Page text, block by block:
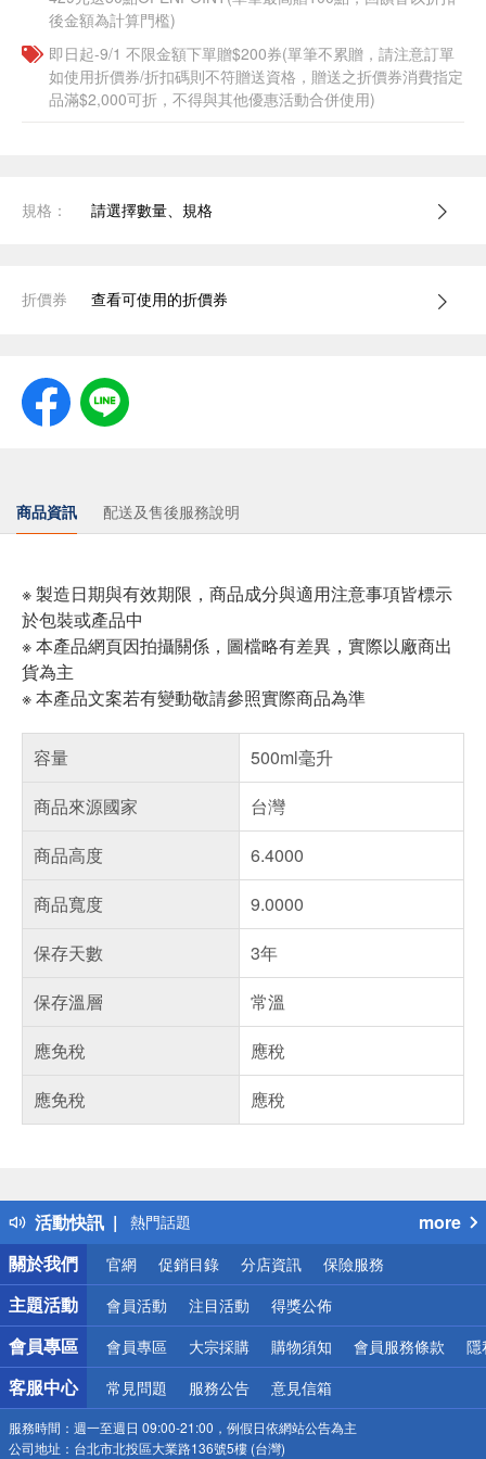
後金額為計算門檻)
即日起-9/1 不限金額下單贈$200券(單筆不累贈，請注意訂單
如使用折價券/折扣碼則不符贈送資格，贈送之折價券消費指定
品滿$2,000可折，不得與其他優惠活動合併使用)
規格： 請選擇數量、規格
折價券 查看可使用的折價券
商品資訊 配送及售後服務說明
※ 製造日期與有效期限，商品成分與適用注意事項皆標示
於包裝或產品中
※ 本產品網頁因拍攝關係，圖檔略有差異，實際以廠商出
貨為主
※ 本產品文案若有變動敬請參照實際商品為準
容量
500ml毫升
商品來源國家
台灣
商品高度
6.4000
商品寬度
9.0000
保存天數
3年
保存溫層
常溫
應免稅
應稅
應免稅
應稅
活動快訊
得獎公告
熱門話題
銀行優惠
偏遠地區配送
詐騙網頁！請小心！
more
關於我們
官網 促銷目錄 分店資訊 保險服務
主題活動 會員活動 注目活動 得獎公佈
會員專區 會員專區 大宗採購 購物須知 會員服務條款 隱
客服中心 常見問題 服務公告 意見信箱
服務時間： 週一至週日 09:00-21:00，例假日依網站公告為主
公司地址： 台北市北投區大業路136號5樓 (台灣)